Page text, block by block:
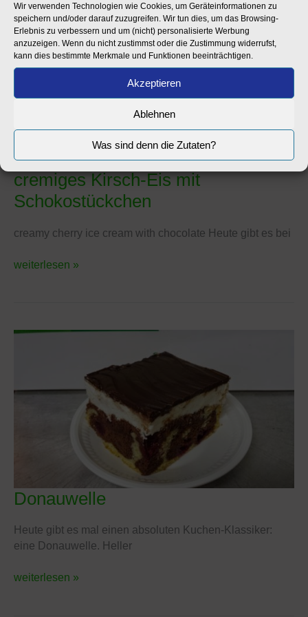
Wir verwenden Technologien wie Cookies, um Geräteinformationen zu
speichern und/oder darauf zuzugreifen. Wir tun dies, um das Browsing-
Erlebnis zu verbessern und um (nicht) personalisierte Werbung
anzuzeigen. Wenn du nicht zustimmst oder die Zustimmung widerrufst,
kann dies bestimmte Merkmale und Funktionen beeinträchtigen.
Akzeptieren
Ablehnen
Was sind denn die Zutaten?
cremiges Kirsch-Eis mit
Schokostückchen
creamy cherry ice cream with chocolate Heute gibt es bei
cremiges
Kirsch-
Eis
Schokostückchen
weiterlesen »
Donauwelle
Heute gibt es mal einen absoluten Kuchen-Klassiker:
eine Donauwelle. Heller
Donauwelle
weiterlesen »